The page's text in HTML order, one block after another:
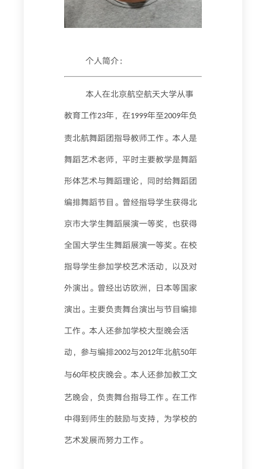
个人简介：
本人在北京航空航天大学从事
教育工作23年，在1999年至2009年负
责北航舞蹈团指导教师工作。本人是
舞蹈艺术老师，平时主要教学是舞蹈
形体艺术与舞蹈理论，同时给舞蹈团
编排舞蹈节目。曾经指导学生获得北
京市大学生舞蹈展演一等奖，也获得
全国大学生生舞蹈展演一等奖。在校
指导学生参加学校艺术活动，以及对
外演出。曾经出访欧洲，日本等国家
演出。主要负责舞台演出与节目编排
工作。本人还参加学校大型晚会活
动，参与编排2002与2012年北航50年
与60年校庆晚会。本人还参加教工文
艺晚会，负责舞台指导工作。在工作
中得到师生的鼓励与支持，为学校的
艺术发展而努力工作。